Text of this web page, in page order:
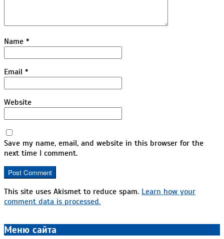
Name *
Email *
Website
Save my name, email, and website in this browser for the
next time I comment.
This site uses Akismet to reduce spam. Learn how your
comment data is processed.
Меню сайта